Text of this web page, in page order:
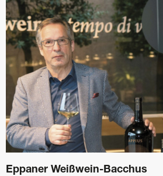
Eppaner Weißwein-Bacchus